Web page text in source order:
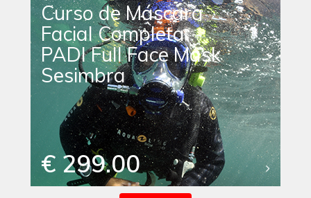
Curso de Máscara
Facial Completa
PADI Full Face Mask
Sesimbra
€ 299.00